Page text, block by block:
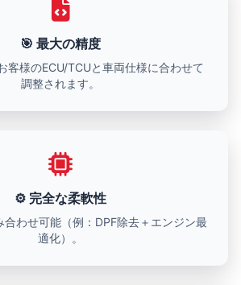
🎯 最大の精度
客様のECU/TCUと車両仕様に合わせて
調整されます。
⚙️ 完全な柔軟性
合わせ可能（例：DPF除去＋エンジン最
適化）。